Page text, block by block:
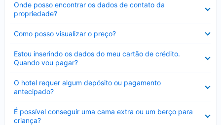
Onde posso encontrar os dados de contato da
propriedade?
Como posso visualizar o preço?
Estou inserindo os dados do meu cartão de crédito.
Quando vou pagar?
O hotel requer algum depósito ou pagamento
antecipado?
É possível conseguir uma cama extra ou um berço para
criança?
Contraído